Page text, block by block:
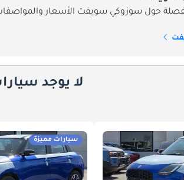
حول سوزوكي سويفت الأسعار
لا يوجد
سيارات مميزة